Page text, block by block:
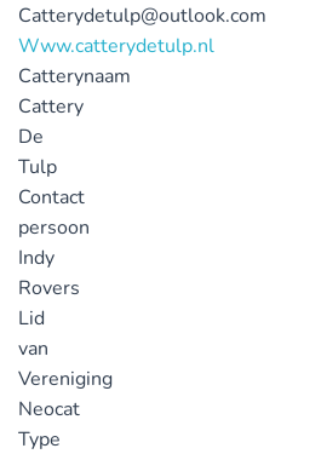
Catterydetulp@outlook.com
Www.catterydetulp.nl
Catterynaam
Cattery
De
Tulp
Contact
persoon
Indy
Rovers
Lid
van
Vereniging
Neocat
Type